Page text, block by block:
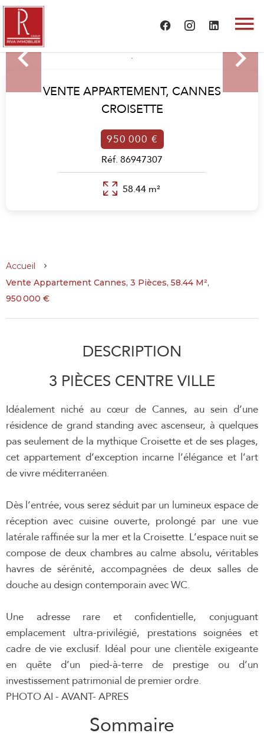
VENTE APPARTEMENT, CANNES
CROISETTE
950 000 €
58.44 m²
Réf. 86947307
Accueil
Vente Appartement Cannes, 3 Pièces, 58.44 M²,
950 000 €
DESCRIPTION
3 PIÈCES CENTRE VILLE
Idéalement niché au cœur de Cannes, au sein d’une
résidence de grand standing avec ascenseur, à quelques
pas seulement de la mythique Croisette et de ses plages,
cet appartement d’exception incarne l’élégance et l’art
de vivre méditerranéen.
Dès l’entrée, vous serez séduit par un lumineux espace de
réception avec cuisine ouverte, prolongé par une vue
latérale raffinée sur la mer et la Croisette. L’espace nuit se
compose de deux chambres au calme absolu, véritables
havres de sérénité, accompagnées de deux salles de
douche au design contemporain avec WC.
Une adresse rare et confidentielle, conjuguant
emplacement ultra-privilégié, prestations soignées et
cadre de vie exclusif. Idéal pour une clientèle exigeante
en quête d’un pied-à-terre de prestige ou d’un
investissement patrimonial de premier ordre.
PHOTO AI - AVANT- APRES
Sommaire